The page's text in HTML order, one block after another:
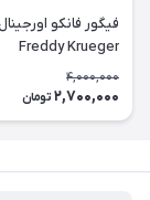
فیگور فانکو
Freddy Krueger
4,000,000
2,700,000 تومان